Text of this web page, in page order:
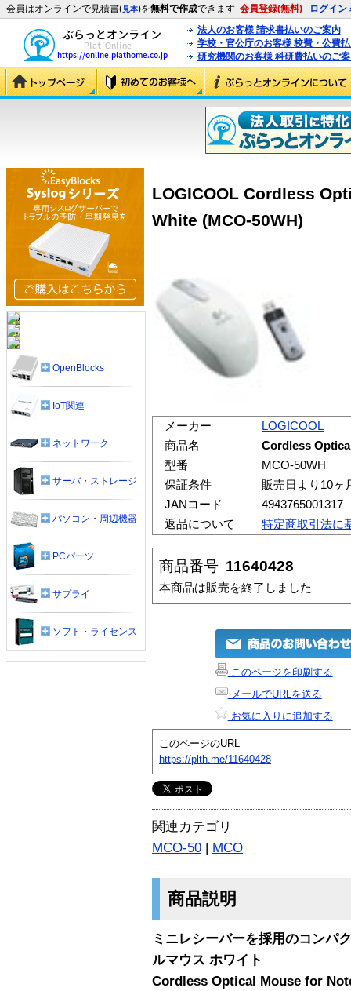
会員はオンラインで見積書(見本)を無料で作成できます 会員登録(無料) ログイン
法人のお客様 請求書払いのご案内
学校・官公庁のお客様 校費・公費
研究機関のお客様 科研費払いのご
LOGICOOL Cordless
White (MCO-50WH)
メーカー
LOGICOOL
商品名
Cordless
型番
MCO-50WH
保証条件
販売日より10ヶ
JANコード
4943765001317
返品について
特定商取引法に
商品番号 11640428
本商品は販売を終了しました
このページを印刷する
メールでURLを送る
お気に入りに追加する
このページのURL
https://plth.me/11640428
関連カテゴリ
MCO-50 | MCO
商品説明
ミニレシーバーを採用のコンパ
ルマウス ホワイト
Cordless Optical Mouse for
OpenBlocks
IoT関連
ネットワーク
サーバ・ストレージ
パソコン・周辺機器
PCパーツ
サプライ
ソフト・ライセンス